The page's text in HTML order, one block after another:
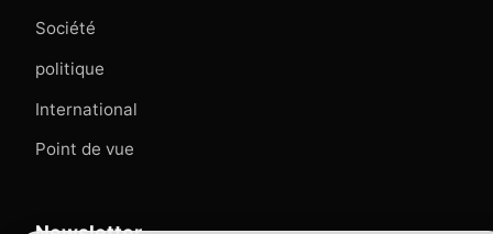
Société
politique
International
Point de vue